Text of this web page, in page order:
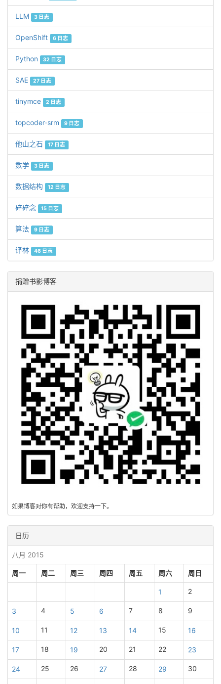
LLM 3 日志
OpenShift 6 日志
Python 32 日志
SAE 27 日志
tinymce 2 日志
topcoder-srm 9 日志
他山之石 17 日志
数学 3 日志
数据结构 12 日志
碎碎念 15 日志
算法 9 日志
译林 46 日志
捐赠书影博客
如果博客对你有帮助，欢迎支持一下。
日历
八月 2015
周一 周二 周三 周四 周五 周六 周日
1 2
3 4 5 6 7 8 9
10 11 12 13 14 15 16
17 18 19 20 21 22 23
24 25 26 27 28 29 30